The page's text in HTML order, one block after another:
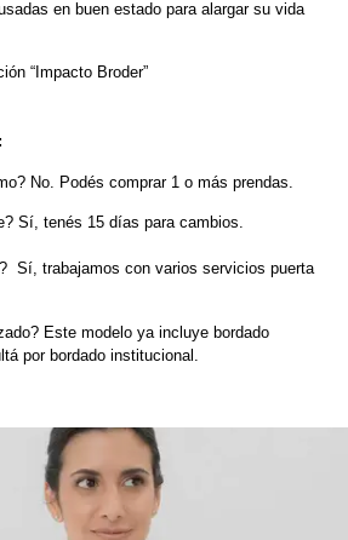
en buen estado para alargar su vida
“Impacto Broder”
No. Podés comprar 1 o más prendas.
Sí, tenés 15 días para cambios.
Sí, trabajamos con varios servicios puerta
Este modelo ya incluye bordado
por bordado institucional.